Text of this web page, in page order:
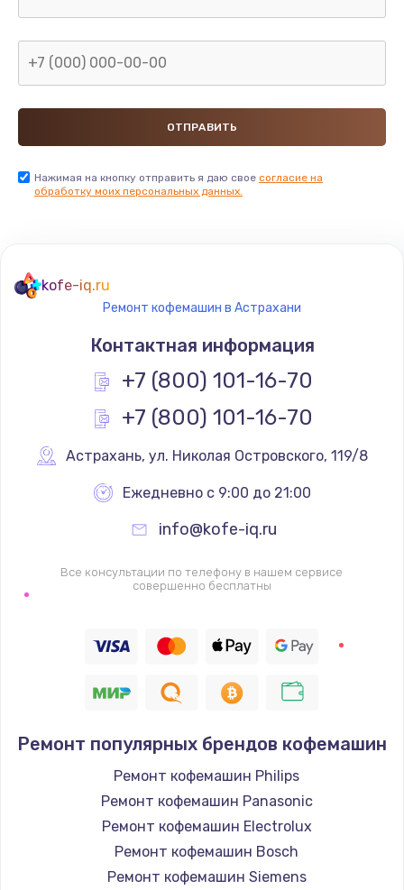
Ремонт разъема питания
Заказать
Замена видеокарты
1600 руб.
Заказать
Замена жесткого диска
750 руб.
Заказать
Установка драйверов
725 руб.
Заказать
Замена вебкамеры
990 руб.
Заказать
Настройка Wi-Fi
1060 руб.
Заказать
Замена шим-контроллера
Нажимая на кнопку отправить я даю свое согласие на
обработку моих персональных данных.
kofe-iq.ru
Ремонт кофемашин в Астрахани
Контактная информация
+7 (800) 101-16-70
+7 (800) 101-16-70
Астрахань, ул. Николая Островского, 119/8
Ежедневно с 9:00 до 21:00
info@kofe-iq.ru
Все консультации по телефону в нашем сервисе
совершенно бесплатны
Ремонт популярных брендов кофемашин
Ремонт кофемашин Philips
Ремонт кофемашин Panasonic
Ремонт кофемашин Electrolux
Ремонт кофемашин Bosch
Ремонт кофемашин Siemens